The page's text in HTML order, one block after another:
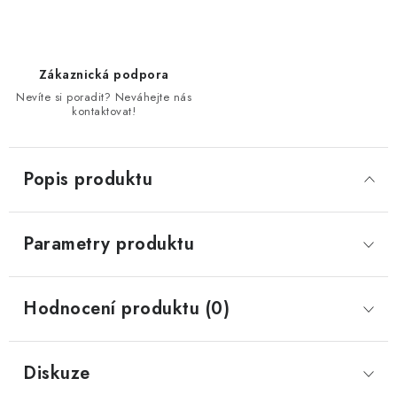
Zákaznická podpora
Nevíte si poradit? Neváhejte nás
kontaktovat!
Popis produktu
Parametry produktu
Hodnocení produktu (0)
Diskuze